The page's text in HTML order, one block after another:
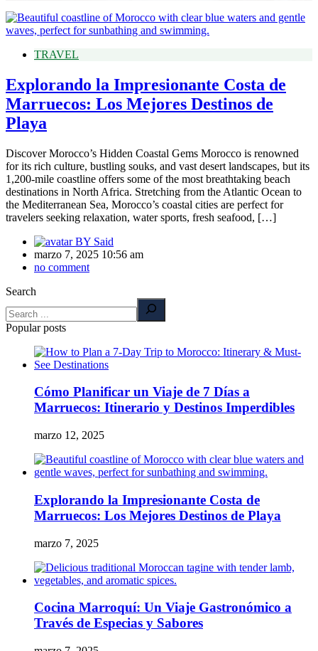
TRAVEL
Explorando la Impresionante Costa de
Marruecos: Los Mejores Destinos de
Playa
Discover Morocco’s Hidden Coastal Gems Morocco is renowned
for its rich culture, bustling souks, and vast desert landscapes, but its
1,200-mile coastline offers some of the most breathtaking beach
destinations in North Africa. Stretching from the Atlantic Ocean to
the Mediterranean Sea, Morocco’s coastal cities are perfect for
travelers seeking relaxation, water sports, fresh seafood, […]
BY Said
marzo 7, 2025 10:56 am
no comment
Search
Popular posts
Cómo Planificar un Viaje de 7 Días a
Marruecos: Itinerario y Destinos Imperdibles
marzo 12, 2025
Explorando la Impresionante Costa de
Marruecos: Los Mejores Destinos de Playa
marzo 7, 2025
Cocina Marroquí: Un Viaje Gastronómico a
Través de Especias y Sabores